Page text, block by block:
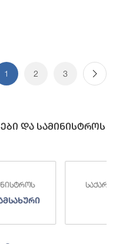
1 2 3
და სამინისტროს